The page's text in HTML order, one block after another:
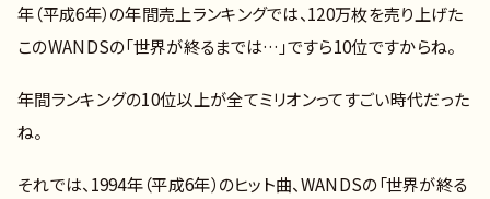
年（平成6年）の年間売上ランキングでは、120万枚を売り上げた
このWANDSの「世界が終るまでは…」ですら10位ですからね。
年間ランキングの10位以上が全てミリオンってすごい時代だった
ね。
それでは、1994年（平成6年）のヒット曲、WANDSの「世界が終る